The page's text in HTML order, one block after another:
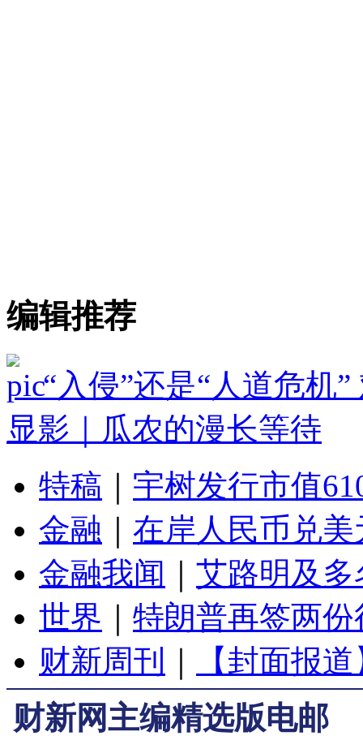
编辑推荐
“入侵”还是“人道危机
显影｜瓜农的漫长等待
特稿
宇树发行市值
金融
在岸人民币兑
金融我闻
艾路明及
世界
特朗普再签两
财新周刊
【封面报
财新网主编精选版电邮